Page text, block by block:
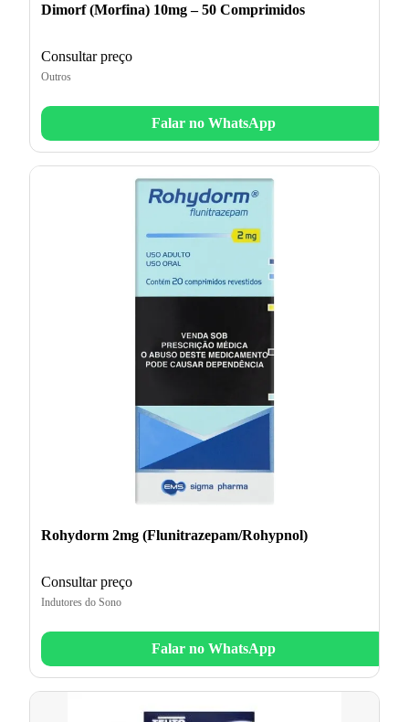
Dimorf (Morfina) 10mg – 50 Comprimidos
Consultar preço
Outros
Falar no WhatsApp
Rohydorm 2mg (Flunitrazepam/Rohypnol)
Consultar preço
Indutores do Sono
Falar no WhatsApp